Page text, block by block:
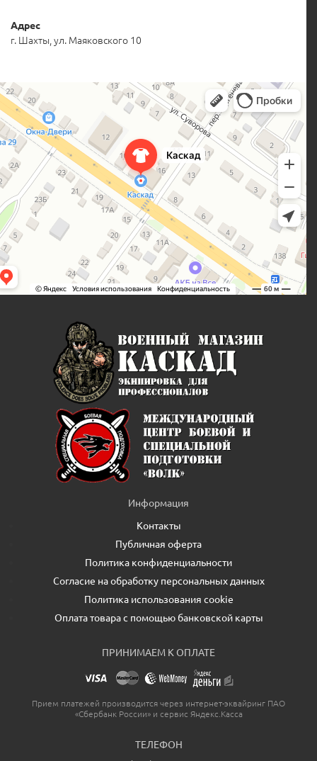
Адрес
г. Шахты, ул. Маяковского 10
Информация
Контакты
Публичная оферта
Политика конфиденциальности
Согласие на обработку персональных данных
Политика использования cookie
Оплата товара с помощью банковской карты
ПРИНИМАЕМ К ОПЛАТЕ
Прием платежей производится через интернет-эквайринг ПАО
«Сбербанк России» и сервис Яндекс.Касса
ТЕЛЕФОН